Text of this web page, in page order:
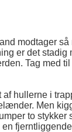
modtager
er det stadig
Tag med
hullerne i
Men
to stykker